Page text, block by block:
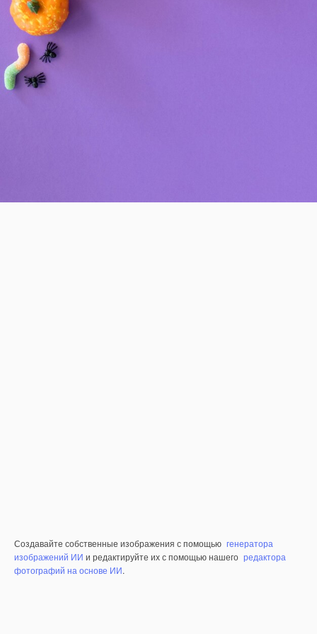
Создавайте собственные изображения с помощью генератора
изображений ИИ и редактируйте их с помощью нашего редактора
фотографий на основе ИИ.